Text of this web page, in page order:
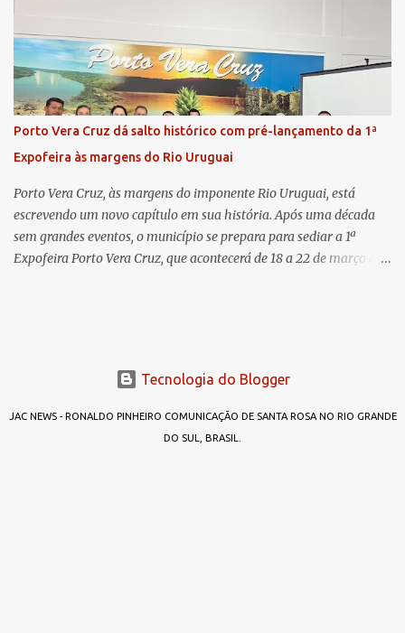
para a comunidade, bem como a relevância da chegada da nova
colega, que contribuirá no andamento dos processos. A Dra. Bruna,
por sua vez, se apresentou à comunidade. Ela atuou por 12 anos na
Comarca de Horizontina e foi promovida para Três de Maio, onde
já esteve em outras ocasiões substituindo a Dra. Carolina durante
períodos de férias. A nova promotora ressaltou o volume de
processos da comarca e a importância do trabalho conjunto,
permitindo a divisão de atividades e maior agilidade no
atendimento às demandas. A Comarca de Três de Maio abrang...
Porto Vera Cruz dá salto histórico com pré-lançamento da 1ª
Expofeira às margens do Rio Uruguai
Porto Vera Cruz, às margens do imponente Rio Uruguai, está
escrevendo um novo capítulo em sua história. Após uma década
sem grandes eventos, o município se prepara para sediar a 1ª
Expofeira Porto Vera Cruz, que acontecerá de 18 a 22 de março de
talentos da região. Mais do que um evento, a Expofeira surge como
um divisor de águas após dez anos sem feiras ou grandes
encontros capazes de projetar o nome do município em nível
estadual. Mas afinal, por que “Expofeira Porto Vera Cruz”? A
Tecnologia do Blogger
JAC NEWS - RONALDO PINHEIRO COMUNICAÇÃO DE SANTA ROSA NO RIO GRANDE
DO SUL, BRASIL.